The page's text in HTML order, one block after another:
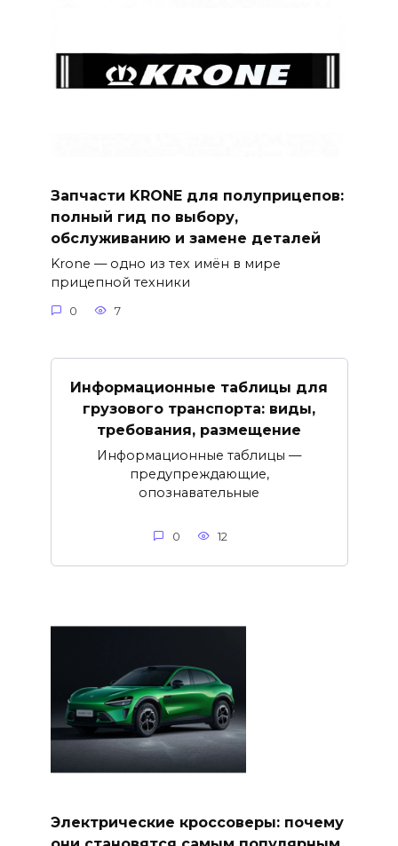
Запчасти KRONE для полуприцепов:
полный гид по выбору,
обслуживанию и замене деталей
Krone — одно из тех имён в мире
прицепной техники
0 7
Информационные таблицы для
грузового транспорта: виды,
требования, размещение
Информационные таблицы —
предупреждающие,
опознавательные
0 12
Электрические кроссоверы: почему